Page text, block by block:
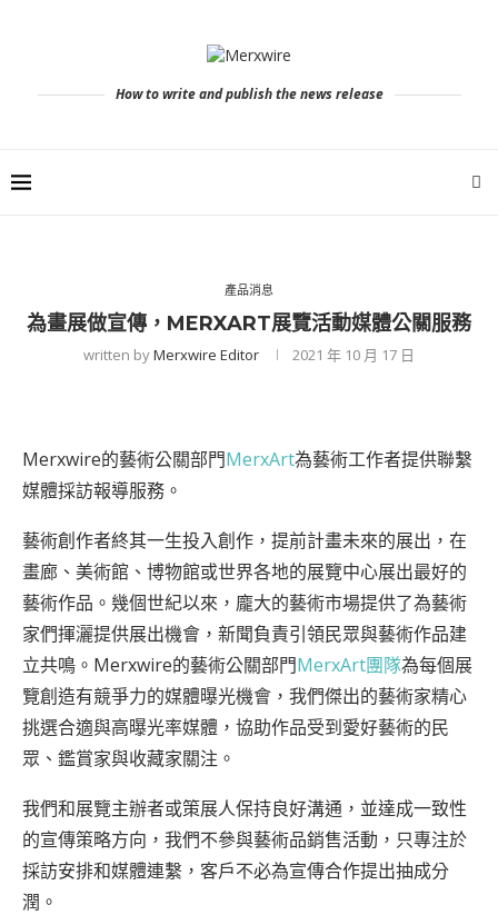
How to write and publish the news release
產品消息
為畫展做宣傳，MERXART展覽活動媒體公關服務
written byMerxwire Editor 2021 年 10 月 17 日
Merxwire的藝術公關部門MerxArt為藝術工作者提供聯繫
媒體採訪報導服務。
藝術創作者終其一生投入創作，提前計畫未來的展出，在
畫廊、美術館、博物館或世界各地的展覽中心展出最好的
藝術作品。幾個世紀以來，龐大的藝術市場提供了為藝術
家們揮灑提供展出機會，新聞負責引領民眾與藝術作品建
立共鳴。Merxwire的藝術公關部門MerxArt團隊為每個展
覽創造有競爭力的媒體曝光機會，我們傑出的藝術家精心
挑選合適與高曝光率媒體，協助作品受到愛好藝術的民
眾、鑑賞家與收藏家關注。
我們和展覽主辦者或策展人保持良好溝通，並達成一致性
的宣傳策略方向，我們不參與藝術品銷售活動，只專注於
採訪安排和媒體連繫，客戶不必為宣傳合作提出抽成分
潤。